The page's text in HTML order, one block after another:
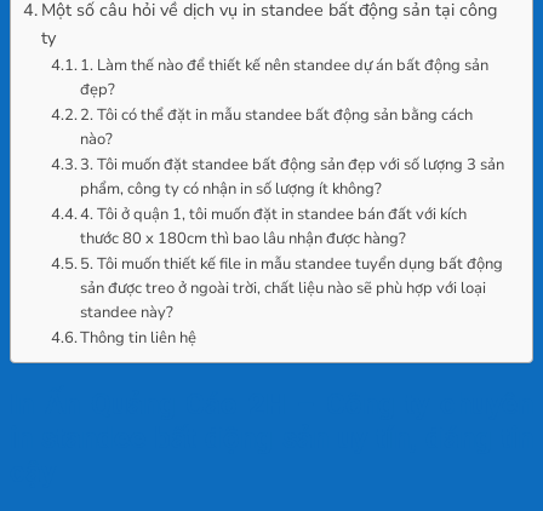
Một số câu hỏi về dịch vụ in standee bất động sản tại công
ty
1. Làm thế nào để thiết kế nên standee dự án bất động sản
đẹp?
2. Tôi có thể đặt in mẫu standee bất động sản bằng cách
nào?
3. Tôi muốn đặt standee bất động sản đẹp với số lượng 3 sản
phẩm, công ty có nhận in số lượng ít không?
4. Tôi ở quận 1, tôi muốn đặt in standee bán đất với kích
thước 80 x 180cm thì bao lâu nhận được hàng?
5. Tôi muốn thiết kế file in mẫu standee tuyển dụng bất động
sản được treo ở ngoài trời, chất liệu nào sẽ phù hợp với loại
standee này?
Thông tin liên hệ